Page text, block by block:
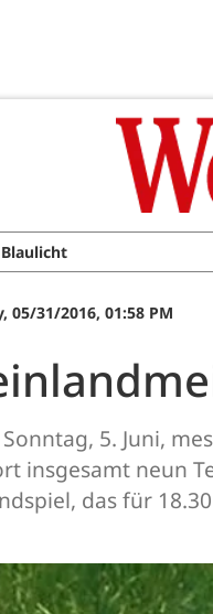
Blaulicht
05/31/2016, 01:58 PM
5. Juni,
insgesamt neun
das für